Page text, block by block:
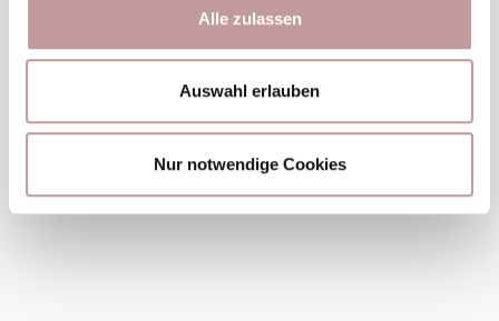
Alle zulassen
Auswahl erlauben
Nur notwendige Cookies
DETAILS & BUCHEN